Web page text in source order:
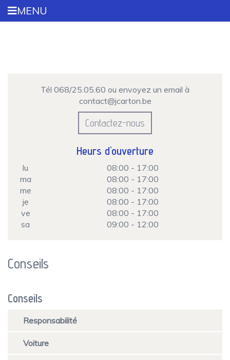
Aller
au
MENU
Tél 068/25.05.60 ou envoyez un email à
contact@jcarton.be
Contactez-nous
Heurs d'ouverture
lu
08:00 - 17:00
ma
08:00 - 17:00
me
08:00 - 17:00
je
08:00 - 17:00
ve
08:00 - 17:00
sa
09:00 - 12:00
Conseils
Conseils
Responsabilité
Voiture